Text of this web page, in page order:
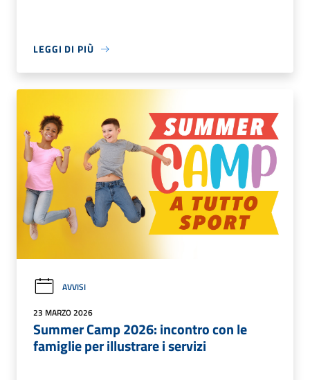
LEGGI DI PIÙ
AVVISI
23 MARZO 2026
Summer Camp 2026: incontro con le
famiglie per illustrare i servizi